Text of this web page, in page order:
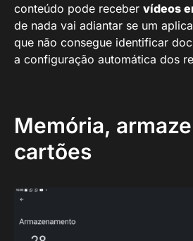
conteúdo pode receber vídeos
de nada vai adiantar se um
que não consegue identificar
a configuração automática dos
Memória,
cartões